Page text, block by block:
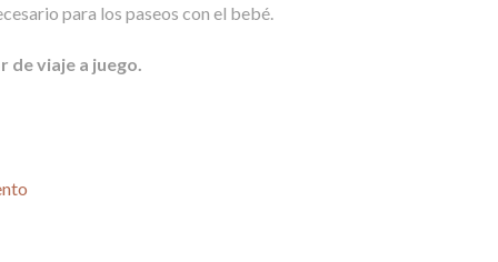
para los paseos con el bebé.
viaje a juego.